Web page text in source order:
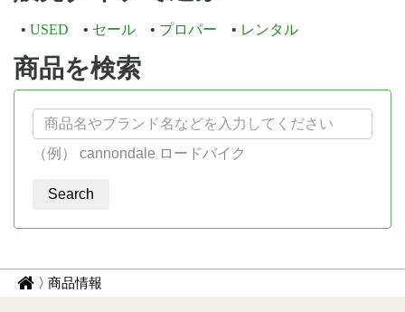
USED セール プロパー レンタル
商品を検索
（例） cannondale ロードバイク
パ サ商品情報